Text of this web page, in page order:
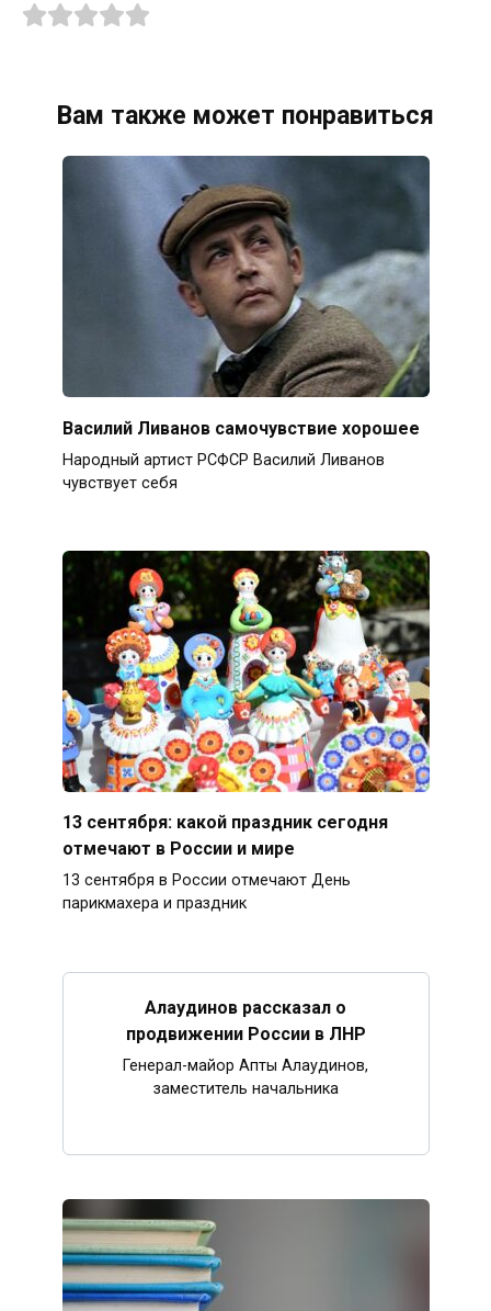
Вам также может понравиться
Василий Ливанов самочувствие хорошее
Народный артист РСФСР Василий Ливанов
чувствует себя
13 сентября: какой праздник сегодня
отмечают в России и мире
13 сентября в России отмечают День
парикмахера и праздник
Алаудинов рассказал о
продвижении России в ЛНР
Генерал-майор Апты Алаудинов,
заместитель начальника